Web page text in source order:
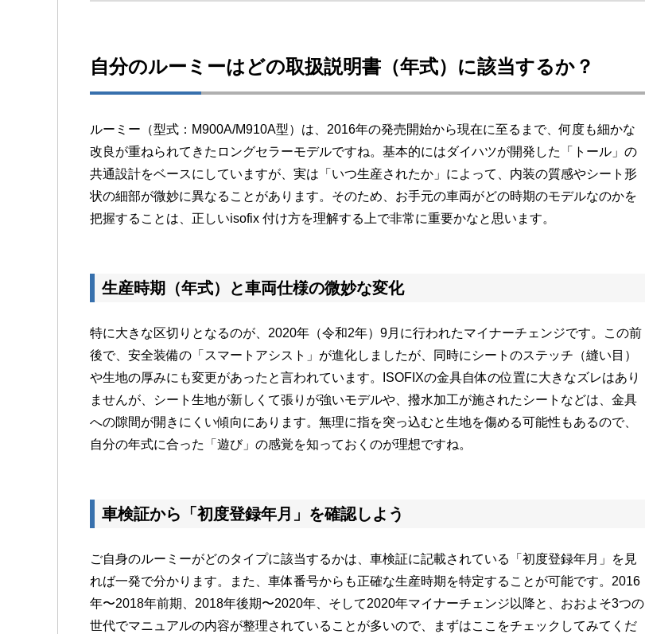
自分のルーミーはどの取扱説明書（年式）に該当するか？
ルーミー（型式：M900A/M910A型）は、2016年の発売開始から現在に至るまで、何度も細かな
改良が重ねられてきたロングセラーモデルですね。基本的にはダイハツが開発した「トール」の
共通設計をベースにしていますが、実は 「いつ生産されたか」によって、内装の質感やシート形
状の細部が微妙に異なる ことがあります。そのため、お手元の車両がどの時期のモデルなのかを
把握することは、正しいisofix 付け方を理解する上で非常に重要かなと思います。
生産時期（年式）と車両仕様の微妙な変化
特に大きな区切りとなるのが、2020年（令和2年）9月に行われたマイナーチェンジです。この前
後で、安全装備の「スマートアシスト」が進化しましたが、同時にシートのステッチ（縫い目）
や生地の厚みにも変更があったと言われています。ISOFIXの金具自体の位置に大きなズレはあり
ませんが、
シート生地が新しくて張りが強いモデルや、撥水加工が施されたシート などは、金具
への隙間が開きにくい傾向にあります。無理に指を突っ込むと生地を傷める可能性もあるので、
自分の年式に合った「遊び」の感覚を知っておくのが理想ですね。
車検証から「初度登録年月」を確認しよう
ご自身のルーミーがどのタイプに該当するかは、車検証に記載されている 「初度登録年月」
を見
れば一発で分かります。また、車体番号からも正確な生産時期を特定することが可能です。2016
年〜2018年前期、2018年後期〜2020年、そして2020年マイナーチェンジ以降と、おおよそ3つの
世代でマニュアルの内容が整理されていることが多いので、まずはここをチェックしてみてくだ